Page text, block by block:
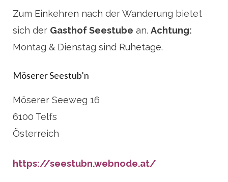
Zum Einkehren nach der Wanderung bietet
sich der Gasthof Seestube an. Achtung:
Montag & Dienstag sind Ruhetage.
Möserer Seestub’n
Möserer Seeweg 16
6100 Telfs
Österreich
https://seestubn.webnode.at/